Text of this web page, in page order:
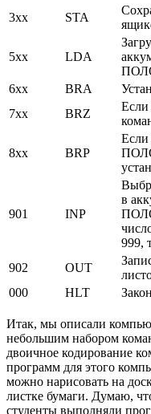
3xx
STA
5xx LDA
6xx
BRA
7xx
BRZ
Если
8xx BRP
901 INP
в
999,
902
OUT
000
HLT
Итак, мы описали
небольшим набором
двоичное кодирование
программ для этого
можно нарисовать на
листке бумаги. Думаю,
студенты выполняли